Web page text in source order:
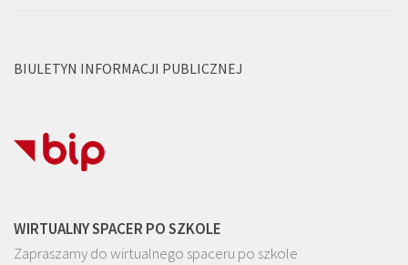
BIULETYN INFORMACJI PUBLICZNEJ
WIRTUALNY SPACER PO SZKOLE
Zapraszamy do wirtualnego spaceru po szkole